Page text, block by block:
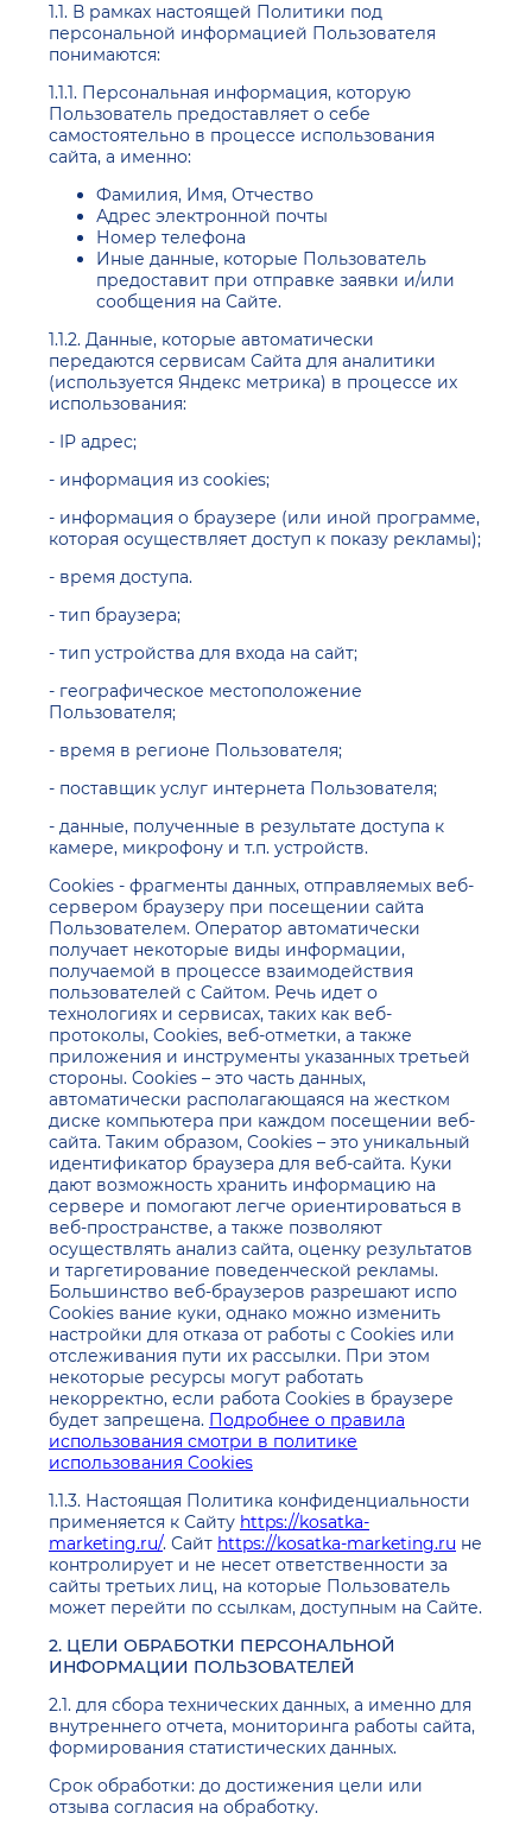
1.1. В рамках настоящей Политики под
персональной информацией Пользователя
понимаются:
1.1.1. Персональная информация, которую
Пользователь предоставляет о себе
самостоятельно в процессе использования
сайта, а именно:
Фамилия, Имя, Отчество
Адрес электронной почты
Номер телефона
Иные данные, которые Пользователь
предоставит при отправке заявки и/или
сообщения на Сайте.
1.1.2. Данные, которые автоматически
передаются сервисам Сайта для аналитики
(используется Яндекс метрика) в процессе их
использования:
- IP адрес;
- информация из cookies;
- информация о браузере (или иной программе,
которая осуществляет доступ к показу рекламы);
- время доступа.
- тип браузера;
- тип устройства для входа на сайт;
- географическое местоположение
Пользователя;
- время в регионе Пользователя;
- поставщик услуг интернета Пользователя;
- данные, полученные в результате доступа к
камере, микрофону и т.п. устройств.
Cookies - фрагменты данных, отправляемых веб-
сервером браузеру при посещении сайта
Пользователем. Оператор автоматически
получает некоторые виды информации,
получаемой в процессе взаимодействия
пользователей с Cайтом. Речь идет о
технологиях и сервисах, таких как веб-
протоколы, Cookies, веб-отметки, а также
приложения и инструменты указанных третьей
стороны. Cookies – это часть данных,
автоматически располагающаяся на жестком
диске компьютера при каждом посещении веб-
сайта. Таким образом, Cookies – это уникальный
идентификатор браузера для веб-сайта. Куки
дают возможность хранить информацию на
сервере и помогают легче ориентироваться в
веб-пространстве, а также позволяют
осуществлять анализ сайта, оценку результатов
и таргетирование поведенческой рекламы.
Большинство веб-браузеров разрешают испо
Cookies вание куки, однако можно изменить
настройки для отказа от работы с Cookies или
отслеживания пути их рассылки. При этом
некоторые ресурсы могут работать
некорректно, если работа Cookies в браузере
будет запрещена. Подробнее о правила
использования смотри в политике
использования Cookies
1.1.3. Настоящая Политика конфиденциальности
применяется к Сайту https://kosatka-
marketing.ru/. Сайт https://kosatka-marketing.ru не
контролирует и не несет ответственности за
сайты третьих лиц, на которые Пользователь
может перейти по ссылкам, доступным на Сайте.
2. ЦЕЛИ ОБРАБОТКИ ПЕРСОНАЛЬНОЙ
ИНФОРМАЦИИ ПОЛЬЗОВАТЕЛЕЙ
2.1. для сбора технических данных, а именно для
внутреннего отчета, мониторинга работы сайта,
формирования статистических данных.
Срок обработки: до достижения цели или
отзыва согласия на обработку.